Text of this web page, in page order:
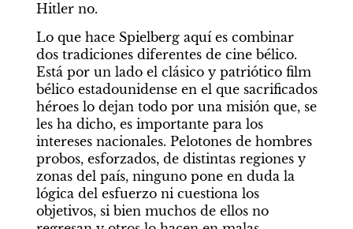
Hitler no.
Lo que hace Spielberg aquí es combinar
dos tradiciones diferentes de cine bélico.
Está por un lado el clásico y patriótico film
bélico estadounidense en el que sacrificados
héroes lo dejan todo por una misión que, se
les ha dicho, es importante para los
intereses nacionales. Pelotones de hombres
probos, esforzados, de distintas regiones y
zonas del país, ninguno pone en duda la
lógica del esfuerzo ni cuestiona los
objetivos, si bien muchos de ellos no